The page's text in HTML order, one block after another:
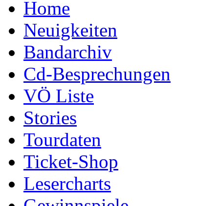
Home
Neuigkeiten
Bandarchiv
Cd-Besprechungen
VÖ Liste
Stories
Tourdaten
Ticket-Shop
Lesercharts